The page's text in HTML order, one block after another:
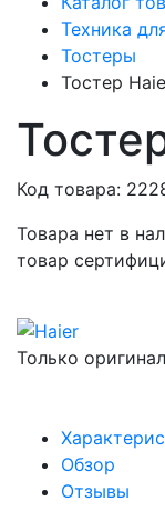
Техника
Тостеры
Тостер
Код товара:
Товара нет в
товар
Только
Обзор
Отзывы